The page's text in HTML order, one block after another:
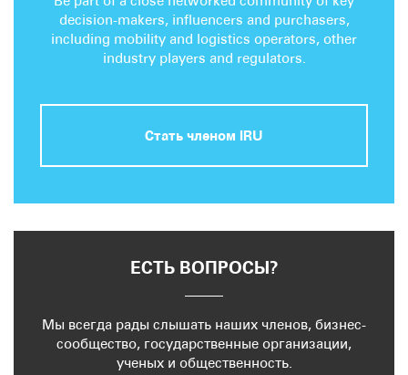
decision-makers, influencers and purchasers,
including mobility and logistics operators, other
industry players and regulators.
Стать членом IRU
ЕСТЬ ВОПРОСЫ?
Мы всегда рады слышать наших членов, бизнес-
сообщество, государственные организации,
ученых и общественность.